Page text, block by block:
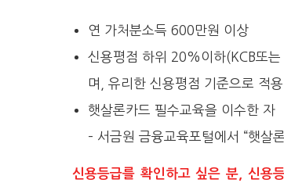
연 가처분소득 600만원 이상
신용평점 하위 20%이하(KCB또
며, 유리한 신용평점 기준으로 적용
햇살론카드 필수교육을 이수한 자
– 서금원 금융교육포털에서 “햇살
신용등급를 확인하고 싶은 분, 신용